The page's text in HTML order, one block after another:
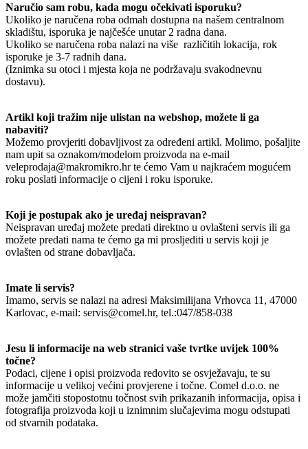
Naručio sam robu, kada mogu očekivati isporuku?
Ukoliko je naručena roba odmah dostupna na našem centralnom
skladištu, isporuka je najčešće unutar 2 radna dana.
Ukoliko se naručena roba nalazi na više različitih lokacija, rok
isporuke je 3-7 radnih dana.
(Iznimka su otoci i mjesta koja ne podržavaju svakodnevnu
dostavu).
Artikl koji tražim nije ulistan na webshop, možete li ga
nabaviti?
Možemo provjeriti dobavljivost za određeni artikl. Molimo, pošaljite
nam upit sa oznakom/modelom proizvoda na e-mail
veleprodaja@makromikro.hr te ćemo Vam u najkraćem mogućem
roku poslati informacije o cijeni i roku isporuke.
Koji je postupak ako je uređaj neispravan?
Neispravan uređaj možete predati direktno u ovlašteni servis ili ga
možete predati nama te ćemo ga mi prosljediti u servis koji je
ovlašten od strane dobavljača.
Imate li servis?
Imamo, servis se nalazi na adresi Maksimilijana Vrhovca 11, 47000
Karlovac, e-mail: servis@comel.hr, tel.:047/858-038
Jesu li informacije na web stranici vaše tvrtke uvijek 100%
točne?
Podaci, cijene i opisi proizvoda redovito se osvježavaju, te su
informacije u velikoj većini provjerene i točne. Comel d.o.o. ne
može jamčiti stopostotnu točnost svih prikazanih informacija, opisa i
fotografija proizvoda koji u iznimnim slučajevima mogu odstupati
od stvarnih podataka.